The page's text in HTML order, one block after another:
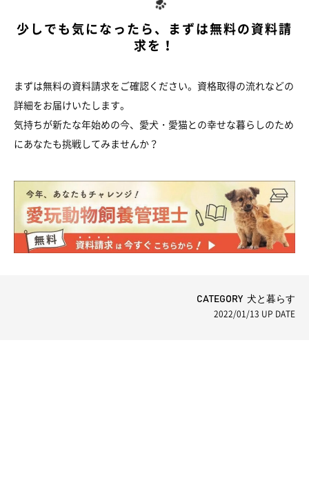
少しでも気になったら、まずは無料の資料請
求を！
まずは無料の資料請求をご確認ください。資格取得の流れなどの
詳細をお届けいたします。
気持ちが新たな年始めの今、愛犬・愛猫との幸せな暮らしのため
にあなたも挑戦してみませんか？
CATEGORY 犬と暮らす
2022/01/13 UP DATE